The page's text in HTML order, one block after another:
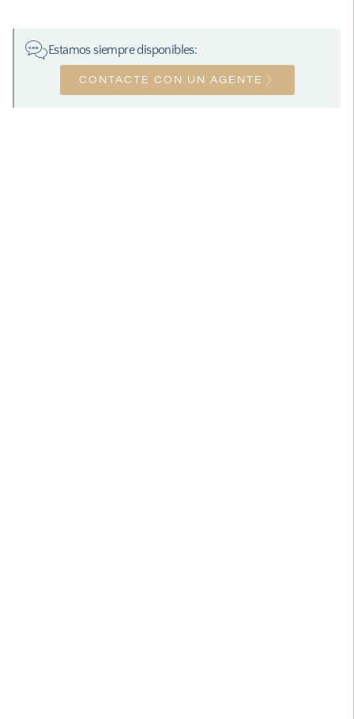
Estamos siempre disponibles:
CONTACTE CON UN AGENTE